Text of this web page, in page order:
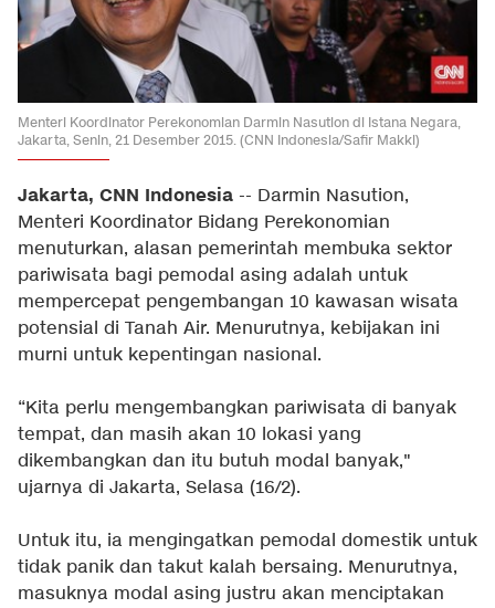
Menteri Koordinator Perekonomian Darmin Nasution di Istana Negara,
Jakarta, Senin, 21 Desember 2015. (CNN Indonesia/Safir Makki)
Jakarta, CNN Indonesia -- Darmin Nasution,
Menteri Koordinator Bidang Perekonomian
menuturkan, alasan pemerintah membuka sektor
pariwisata bagi pemodal asing adalah untuk
mempercepat pengembangan 10 kawasan wisata
potensial di Tanah Air. Menurutnya, kebijakan ini
murni untuk kepentingan nasional.
“Kita perlu mengembangkan pariwisata di banyak
tempat, dan masih akan 10 lokasi yang
dikembangkan dan itu butuh modal banyak,"
ujarnya di Jakarta, Selasa (16/2).
Untuk itu, ia mengingatkan pemodal domestik untuk
tidak panik dan takut kalah bersaing. Menurutnya,
masuknya modal asing justru akan menciptakan